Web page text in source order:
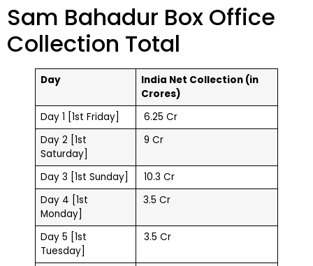
Sam Bahadur Box Office
Collection Total
Day
India Net Collection (in
Crores)
Day 1 [1st Friday]
₹ 6.25 Cr
Day 2 [1st
Saturday]
₹ 9 Cr
Day 3 [1st Sunday]
₹ 10.3 Cr
Day 4 [1st
Monday]
3.5 Cr
Day 5 [1st
Tuesday]
₹ 3.5 Cr